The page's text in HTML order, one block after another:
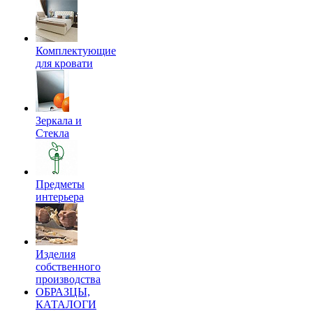
Комплектующие
для кровати
Зеркала и
Стекла
Предметы
интерьера
Изделия
собственного
производства
ОБРАЗЦЫ,
КАТАЛОГИ